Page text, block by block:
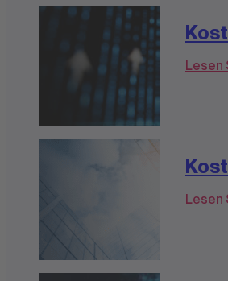
Lesen
Lesen